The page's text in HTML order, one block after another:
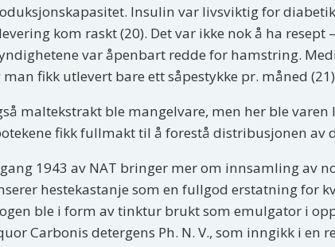
Insulin var livsviktig for
kom raskt (20). Det var ikke nok å ha resept
var åpenbart redde for hamstring.
man fikk utlevert bare ett såpestykke pr. måned
maltekstrakt ble mangelvare, men her ble
fikk fullmakt til å forestå distribusjonen av
1943 av NAT bringer mer om innsamling av
hestekastanje som en fullgod erstatning for
ble i form av tinktur brukt som emulgator i
Carbonis detergens Ph. N. V., som inngikk i en